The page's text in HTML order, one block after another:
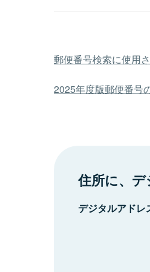
郵便番号検索に使用
2025年度版郵便番号
住所に、デ
デジタルアド